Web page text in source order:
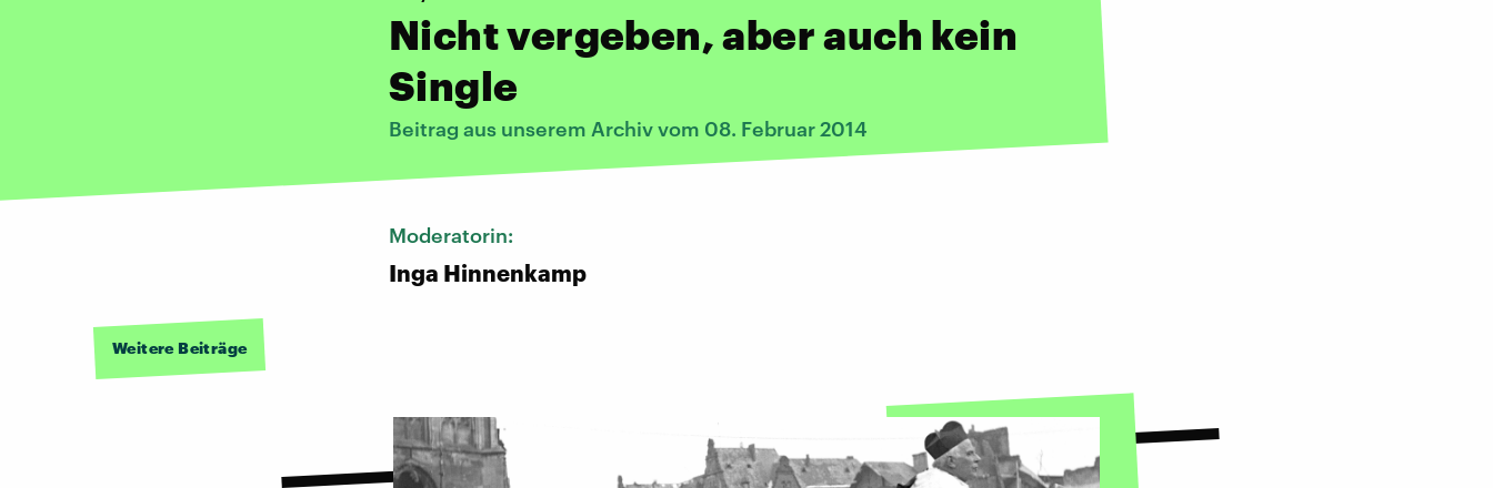
Nicht vergeben, aber auch kein
Single
Beitrag aus unserem Archiv vom 08. Februar 2014
Moderatorin:
Inga Hinnenkamp
Weitere Beiträge